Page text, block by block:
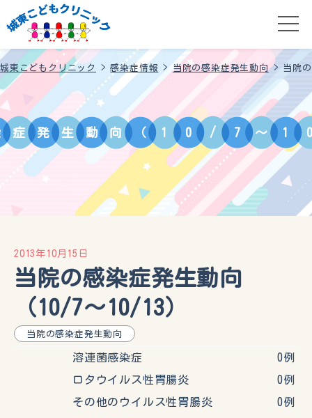
城東こどもクリニック >感染症情報 > 当院の感染症発生動向> 当院
症 発 生 動 向 （ 1 0 / 7 ～ 1
2013年10月15日
当院の感染症発生動向
（10/7～10/13）
当院の感染症発生動向
溶連菌感染症 0例
ロタウイルス性胃腸炎 0例
その他のウイルス性胃腸炎 0例